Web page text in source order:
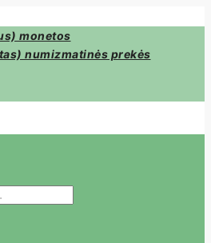
monetos
numizmatinės prekės